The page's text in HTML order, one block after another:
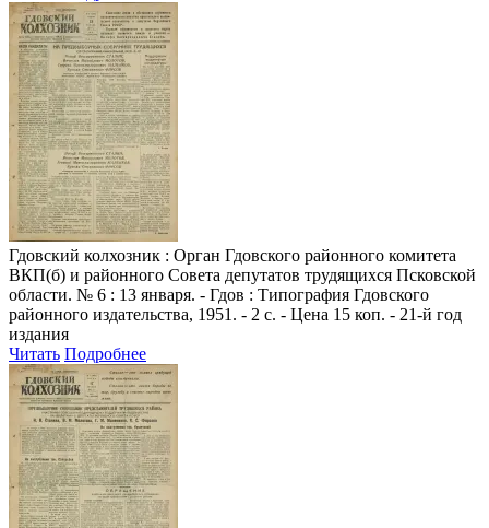
Гдовский колхозник : Орган Гдовского районного комитета
ВКП(б) и районного Совета депутатов трудящихся Псковской
области. № 6 : 13 января. - Гдов : Типография Гдовского
районного издательства, 1951. - 2 с. - Цена 15 коп. - 21-й год
издания
Читать Подробнее